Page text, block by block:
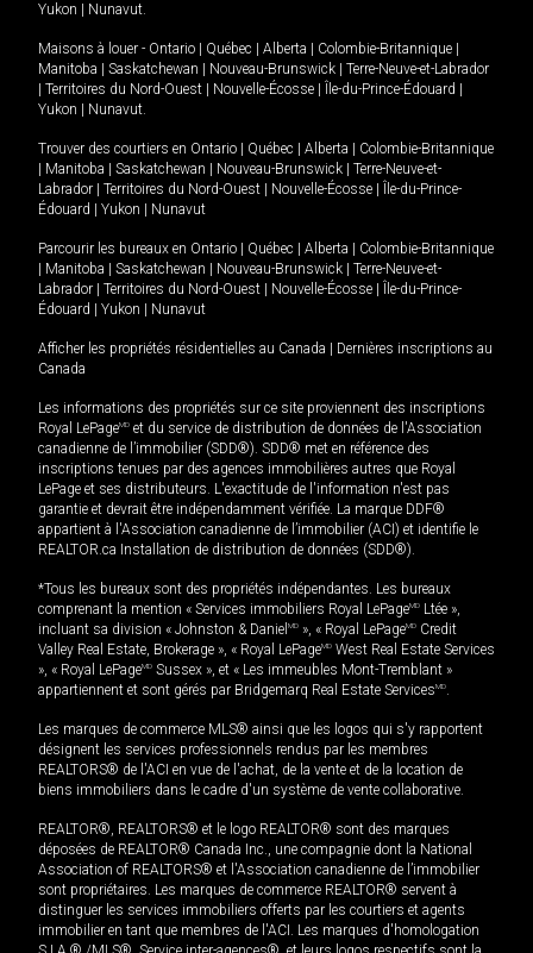
Yukon
Nunavut.
Maisons à louer - Ontario Québec Alberta Colombie-Britannique
Manitoba
Saskatchewan Nouveau-Brunswick
Terre-Neuve-et-Labrador
Territoires du Nord-Ouest Nouvelle-Écosse Île-du-Prince-Édouard
Yukon
Nunavut.
Trouver des courtiers en Ontario Québec Alberta
Colombie-Britannique
Manitoba Saskatchewan Nouveau-Brunswick
Terre-Neuve-et-
Labrador
Territoires du Nord-Ouest Nouvelle-Écosse
Île-du-Prince-
Édouard
Yukon Nunavut
Parcourir les bureaux en Ontario Québec Alberta
Colombie-Britannique
Manitoba Saskatchewan Nouveau-Brunswick
Terre-Neuve-et-
Labrador
Territoires du Nord-Ouest Nouvelle-Écosse
Île-du-Prince-
Édouard
Yukon Nunavut
Afficher les propriétés résidentielles au Canada
Dernières inscriptions au
Canada
Les informations des propriétés sur ce site proviennent des inscriptions
Royal LePageMD et du service de distribution de données de l'Association
canadienne de l’immobilier (SDD®). SDD® met en référence des
inscriptions tenues par des agences immobilières autres que Royal
LePage et ses distributeurs. L'exactitude de l'information n'est pas
garantie et devrait être indépendamment vérifiée. La marque DDF®
appartient à l'Association canadienne de l’immobilier (ACI) et identifie le
REALTOR.ca Installation de distribution de données (SDD®).
*Tous les bureaux sont des propriétés indépendantes. Les bureaux
comprenant la mention « Services immobiliers Royal LePageMD Ltée »,
incluant sa division « Johnston & Daniel MD », « Royal LePageMD Credit
Valley Real Estate, Brokerage », « Royal LePageMD West Real Estate Services
», « Royal LePageMD Sussex », et « Les immeubles Mont-Tremblant »
appartiennent et sont gérés par Bridgemarq Real Estate ServicesMD.
Les marques de commerce MLS® ainsi que les logos qui s'y rapportent
désignent les services professionnels rendus par les membres
REALTORS® de l'ACI en vue de l'achat, de la vente et de la location de
biens immobiliers dans le cadre d'un système de vente collaborative.
REALTOR®, REALTORS® et le logo REALTOR® sont des marques
déposées de REALTOR® Canada Inc., une compagnie dont la National
Association of REALTORS® et l'Association canadienne de l’immobilier
sont propriétaires. Les marques de commerce REALTOR® servent à
distinguer les services immobiliers offerts par les courtiers et agents
immobilier en tant que membres de l'ACI. Les marques d'homologation